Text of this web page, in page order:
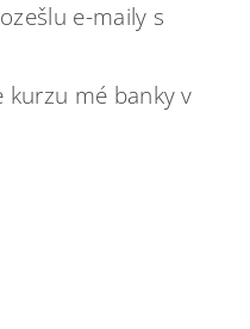
e-maily s
kurzu mé banky v